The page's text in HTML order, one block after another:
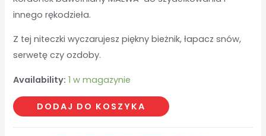
innego rękodzieła.
Z tej niteczki wyczarujesz piękny bieżnik, łapacz snów,
serwetę czy ozdoby.
Availability: 1 w magazynie
ilość
jasny
DODAJ DO KOSZYKA